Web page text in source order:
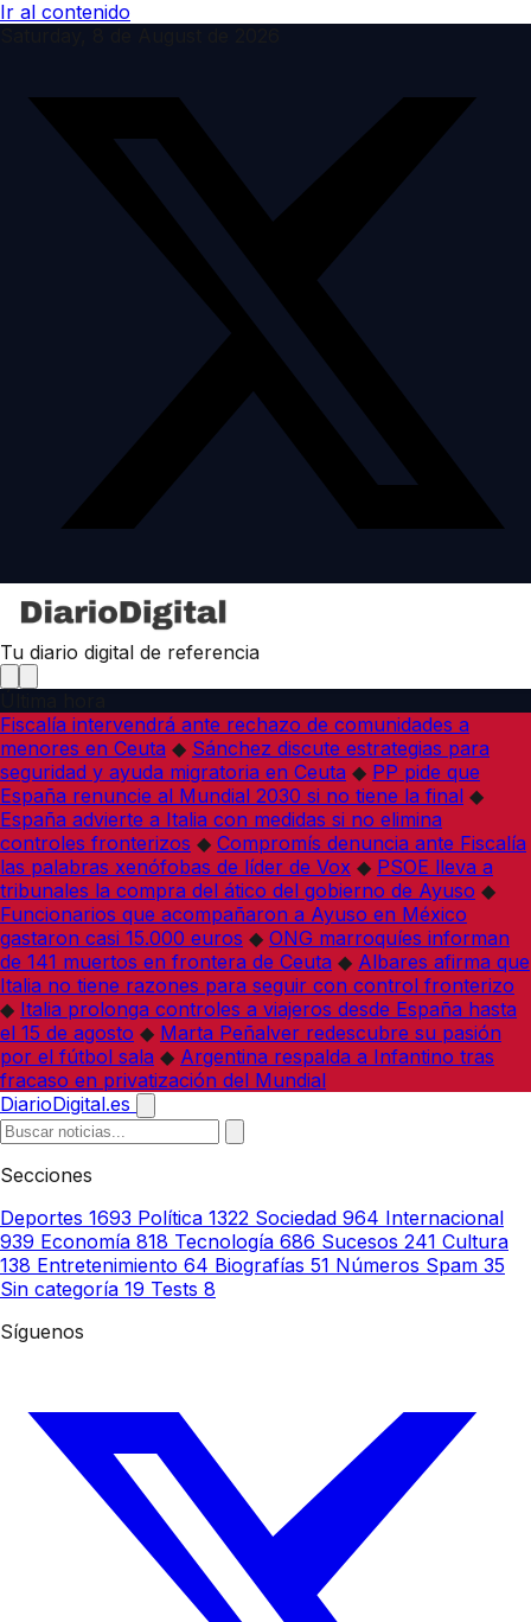
Ir al contenido
Tu diario digital de referencia
Fiscalía intervendrá ante rechazo de comunidades a
menores en Ceuta ◆ Sánchez discute estrategias para
seguridad y ayuda migratoria en Ceuta ◆ PP pide que
España renuncie al Mundial 2030 si no tiene la final ◆
España advierte a Italia con medidas si no elimina
controles fronterizos ◆ Compromís denuncia ante Fiscalía
las palabras xenófobas de líder de Vox ◆ PSOE lleva a
tribunales la compra del ático del gobierno de Ayuso ◆
Funcionarios que acompañaron a Ayuso en México
gastaron casi 15.000 euros ◆ ONG marroquíes informan
de 141 muertos en frontera de Ceuta ◆ Albares afirma que
Italia no tiene razones para seguir con control fronterizo
◆ Italia prolonga controles a viajeros desde España hasta
el 15 de agosto ◆ Marta Peñalver redescubre su pasión
por el fútbol sala ◆ Argentina respalda a Infantino tras
fracaso en privatización del Mundial
DiarioDigital.es
Secciones
Deportes 1693 Política 1322 Sociedad 964 Internacional
939 Economía 818 Tecnología 686 Sucesos 241 Cultura
138 Entretenimiento 64 Biografías 51 Números Spam 35
Sin categoría 19 Tests 8
Síguenos